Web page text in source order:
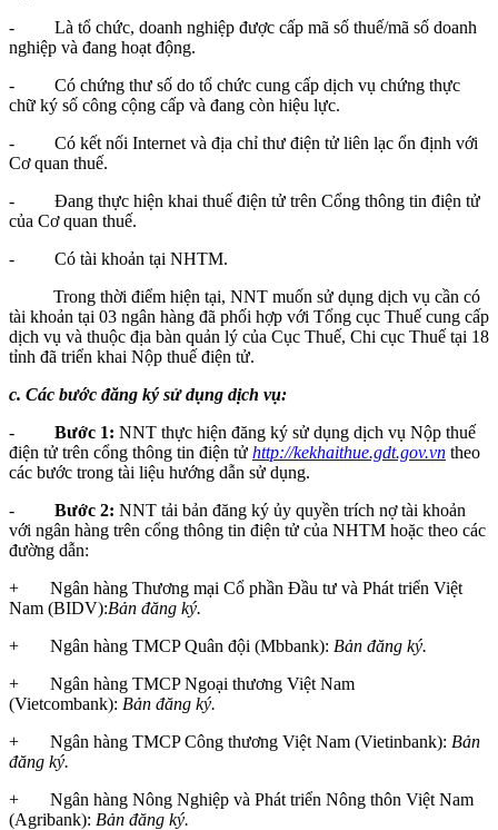
- Là tổ chức, doanh nghiệp được cấp mã số thuế/mã số doanh
nghiệp và đang hoạt động.
- Có chứng thư số do tổ chức cung cấp dịch vụ chứng thực
chữ ký số công cộng cấp và đang còn hiệu lực.
- Có kết nối Internet và địa chỉ thư điện tử liên lạc ổn định với
Cơ quan thuế.
- Đang thực hiện khai thuế điện tử trên Cổng thông tin điện tử
của Cơ quan thuế.
- Có tài khoản tại NHTM.
Trong thời điểm hiện tại, NNT muốn sử dụng dịch vụ cần có
tài khoản tại 03 ngân hàng đã phối hợp với Tổng cục Thuế cung cấp
dịch vụ và thuộc địa bàn quản lý của Cục Thuế, Chi cục Thuế tại 18
tỉnh đã triển khai Nộp thuế điện tử.
c. Các bước đăng ký sử dụng dịch vụ:
- Bước 1: NNT thực hiện đăng ký sử dụng dịch vụ Nộp thuế
điện tử trên cổng thông tin điện tử http://kekhaithue.gdt.gov.vn theo
các bước trong tài liệu hướng dẫn sử dụng.
- Bước 2: NNT tải bản đăng ký ủy quyền trích nợ tài khoản
với ngân hàng trên cổng thông tin điện tử của NHTM hoặc theo các
đường dẫn:
+ Ngân hàng Thương mại Cổ phần Đầu tư và Phát triển Việt
Nam (BIDV):Bản đăng ký.
+ Ngân hàng TMCP Quân đội (Mbbank): Bản đăng ký.
+ Ngân hàng TMCP Ngoại thương Việt Nam
(Vietcombank): Bản đăng ký.
+ Ngân hàng TMCP Công thương Việt Nam (Vietinbank): Bản
đăng ký.
+ Ngân hàng Nông Nghiệp và Phát triển Nông thôn Việt Nam
(Agribank): Bản đăng ký.